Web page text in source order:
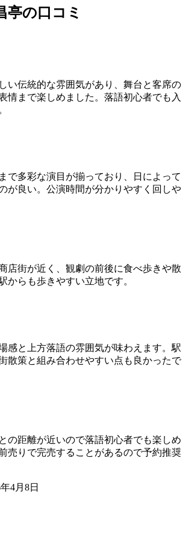
亭の口コミ
い伝統的な雰囲気があり、舞台と客席の
情まで楽しめました。落語初心者でも入
で多彩な演目が揃っており、日によって
が良い。公演時間が分かりやすく回しや
店街が近く、観劇の前後に食べ歩きや散
からも歩きやすい立地です。
感と上方落語の雰囲気が味わえます。駅
散策と組み合わせやすい点も良かったで
の距離が近いので落語初心者でも楽しめ
売りで完売することがあるので予約推奨
4月8日